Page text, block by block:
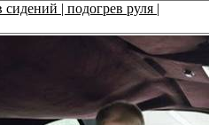
| подогрев руля |